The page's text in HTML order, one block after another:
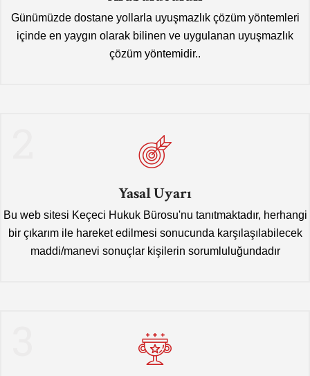
Günümüzde dostane yollarla uyuşmazlık çözüm yöntemleri
içinde en yaygın olarak bilinen ve uygulanan uyuşmazlık
çözüm yöntemidir..
Yasal Uyarı
Bu web sitesi Keçeci Hukuk Bürosu'nu tanıtmaktadır, herhangi
bir çıkarım ile hareket edilmesi sonucunda karşılaşılabilecek
maddi/manevi sonuçlar kişilerin sorumluluğundadır